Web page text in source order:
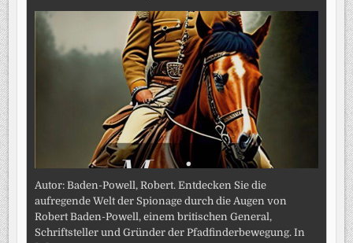
Autor: Baden-Powell, Robert. Entdecken Sie die
aufregende Welt der Spionage durch die Augen von
Robert Baden-Powell, einem britischen General,
Schriftsteller und Gründer der Pfadfinderbewegung. In